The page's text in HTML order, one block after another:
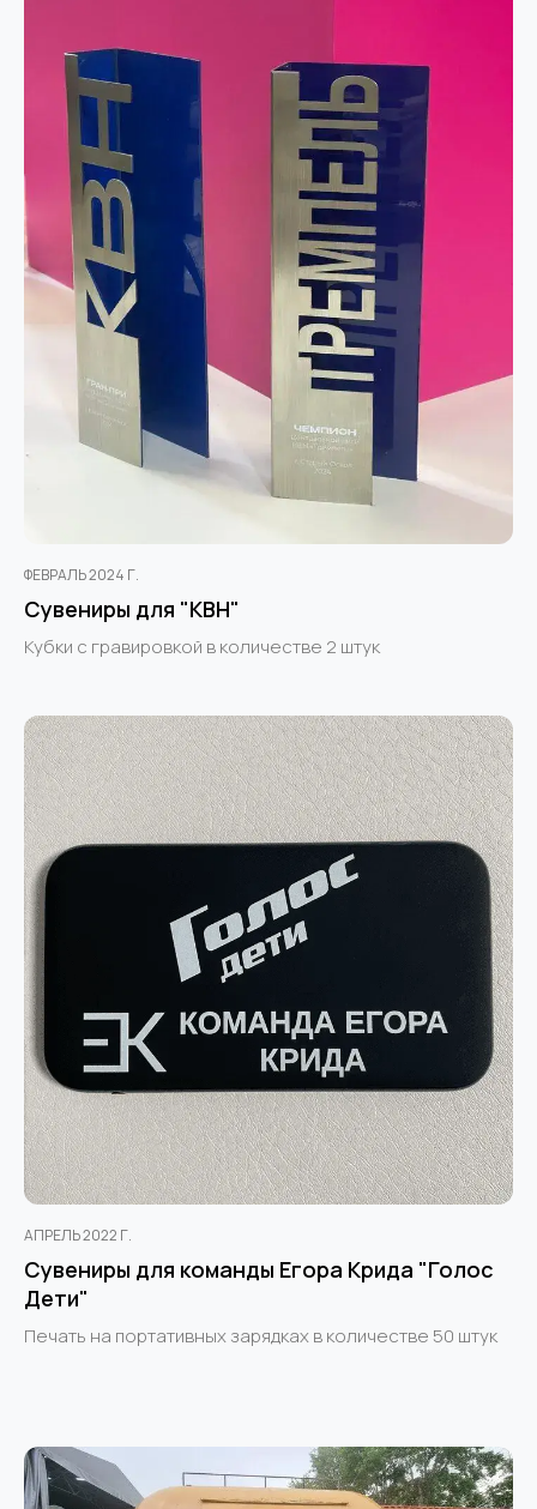
ФЕВРАЛЬ 2024 Г.
Сувениры для "КВН"
Кубки с гравировкой в количестве 2 штук
АПРЕЛЬ 2022 Г.
Сувениры для команды Егора Крида "Голос
Дети"
Печать на портативных зарядках в количестве 50 штук